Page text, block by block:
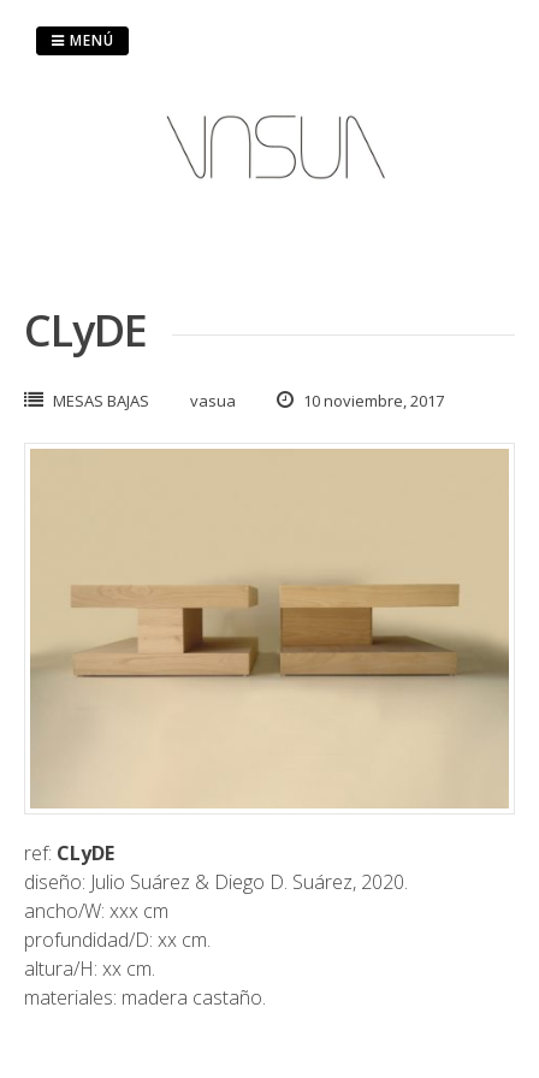
MENÚ
CLyDE
MESAS BAJAS vasua 10 noviembre, 2017
ref: CLyDE
diseño: Julio Suárez & Diego D. Suárez, 2020.
ancho/W: xxx cm
profundidad/D: xx cm.
altura/H: xx cm.
materiales: madera castaño.